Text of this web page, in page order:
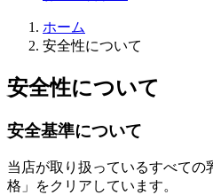
ホーム
安全性について
安全性について
安全基準について
当店が取り扱っているすべて
格」をクリアしています。